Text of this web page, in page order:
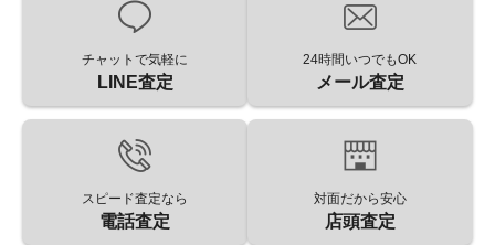
チャットで気軽に
LINE査定
24時間いつでもOK
メール査定
スピード査定なら
電話査定
対面だから安心
店頭査定